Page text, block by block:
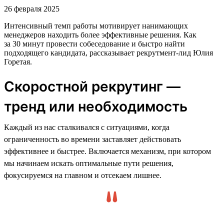
26 февраля 2025
Интенсивный темп работы мотивирует нанимающих
менеджеров находить более эффективные решения. Как
за 30 минут провести собеседование и быстро найти
подходящего кандидата, рассказывает рекрутмент-лид Юлия
Горетая.
Скоростной рекрутинг —
тренд или необходимость
Каждый из нас сталкивался с ситуациями, когда
ограниченность во времени заставляет действовать
эффективнее и быстрее. Включается механизм, при котором
мы начинаем искать оптимальные пути решения,
фокусируемся на главном и отсекаем лишнее.